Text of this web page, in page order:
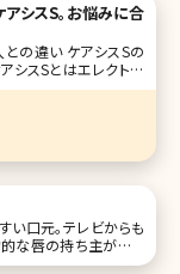
シスS。お悩みに合
施術です。 似たよう
すが、ケアシスSはそ
ます。
い口元。テレビからも
な唇の持ち主がいま
な女性芸能人をランキ